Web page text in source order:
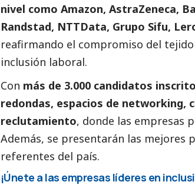
nivel como Amazon, AstraZeneca,
Randstad, NTTData, Grupo Sifu,
reafirmando el compromiso del
inclusión laboral.
Con más de 3.000 candidatos
redondas, espacios de networking,
reclutamiento, donde las empresas
Además, se presentarán las mejores
referentes del país.
¡Únete a las empresas líderes en